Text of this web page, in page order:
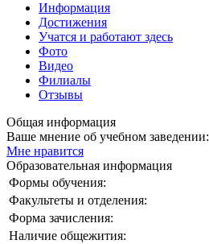
Информация
Достижения
Учатся и работают здесь
Фото
Видео
Филиалы
Отзывы
Общая информация
Ваше мнение об учебном заведении:
Мне нравится
Образовательная информация
Формы обучения:
Факультеты и отделения:
Форма зачисления:
Наличие общежития: